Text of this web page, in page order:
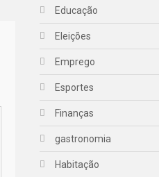
Educação
Eleições
Emprego
Esportes
Finanças
gastronomia
Habitação